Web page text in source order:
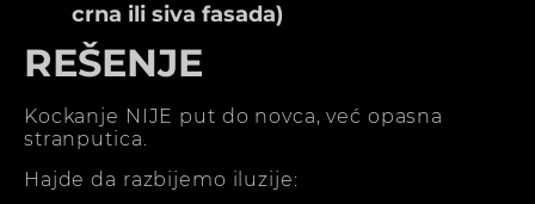
crna ili siva fasada)
REŠENJE
Kockanje NIJE put do novca, već opasna
stranputica.
Hajde da razbijemo iluzije: